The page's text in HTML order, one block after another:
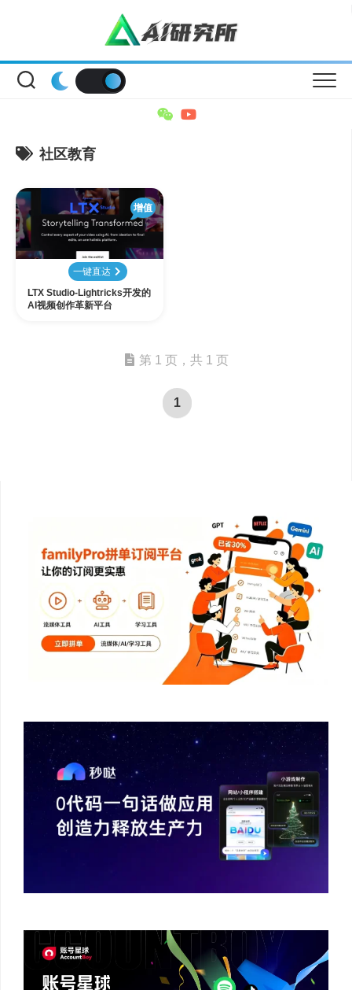
社区教育
增值
一键直达
LTX Studio-Lightricks开发的
AI视频创作革新平台
第 1 页，共 1 页
1